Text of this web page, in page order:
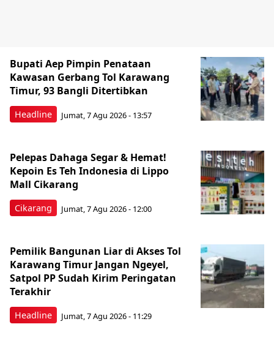
Headline
Bupati Aep Pimpin Penataan
Kawasan Gerbang Tol Karawang
Timur, 93 Bangli Ditertibkan
Jumat, 7 Agu 2026 - 13:57
Cikarang
Pelepas Dahaga Segar & Hemat!
Kepoin Es Teh Indonesia di Lippo
Mall Cikarang
Jumat, 7 Agu 2026 - 12:00
Headline
Pemilik Bangunan Liar di Akses Tol
Karawang Timur Jangan Ngeyel,
Satpol PP Sudah Kirim Peringatan
Terakhir
Jumat, 7 Agu 2026 - 11:29